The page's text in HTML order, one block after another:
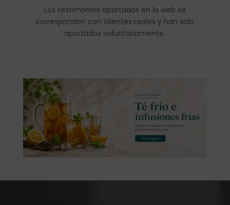
Los testimonios aportados en la web se
corresponden con clientes reales y han sido
aportados voluntariamente.